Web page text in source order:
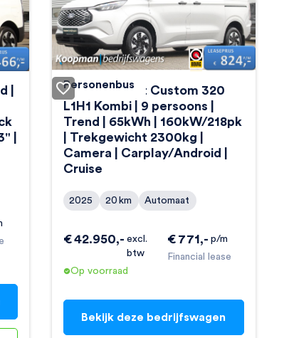
|
|
Personenbus
Ford E-Transit Custom 320
L1H1 Kombi | 9 persoons |
Trend | 65kWh | 160kW/218pk
| Trekgewicht 2300kg |
Camera | Carplay/Android |
Cruise
2025 20 km Automaat
€ 771,- p/m
Financial lease
€42.950,- excl.
btw
Op voorraad
Bekijk deze bedrijfswagen